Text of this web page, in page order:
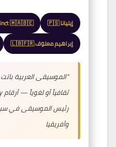
إيليانا 🇵🇸 🇲🇦🇧🇪
إبراهيم معلوف 🇱🇧🇫🇷
“الموسيقى العربية
رئيس الموسيقى في
وأفريقيا